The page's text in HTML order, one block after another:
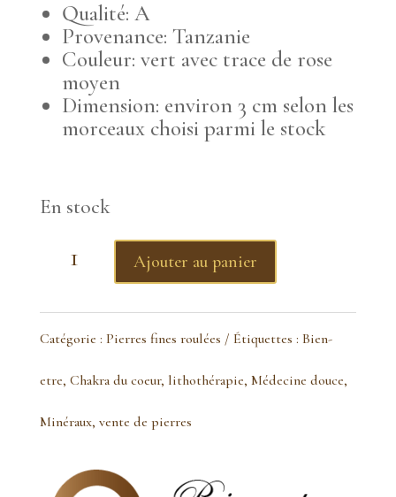
Qualité: A
Provenance: Tanzanie
Couleur: vert avec trace de rose
moyen
Dimension: environ 3 cm selon les
morceaux choisi parmi le stock
En stock
quantité
Rubis
zoizite
pierre
Ajouter au panier
Catégorie : Pierres fines roulées Étiquettes : Bien-
etre, Chakra du coeur, lithothérapie, Médecine douce,
Minéraux, vente de pierres